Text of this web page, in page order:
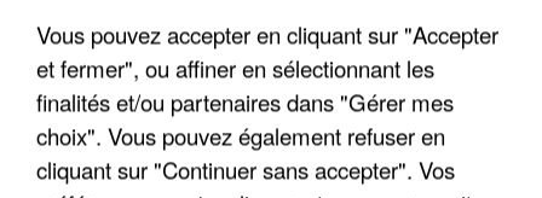
Vous pouvez accepter en cliquant sur "Accepter
et fermer", ou affiner en sélectionnant les
finalités et/ou partenaires dans "Gérer mes
choix". Vous pouvez également refuser en
cliquant sur "Continuer sans accepter". Vos